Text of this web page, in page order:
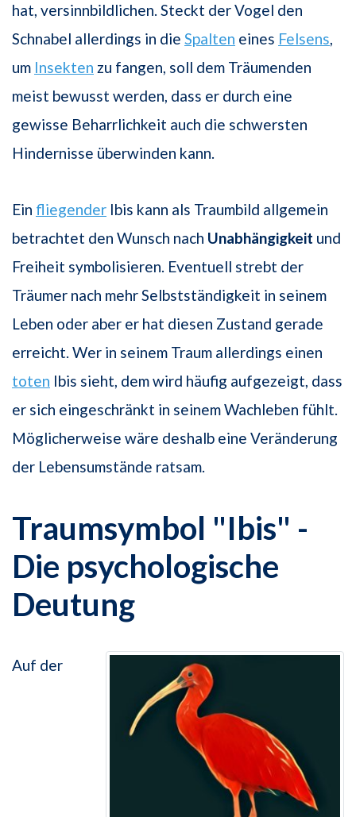
hat, versinnbildlichen. Steckt der Vogel den
Schnabel allerdings in die Spalten eines Felsens,
um Insekten zu fangen, soll dem Träumenden
meist bewusst werden, dass er durch eine
gewisse Beharrlichkeit auch die schwersten
Hindernisse überwinden kann.
Ein fliegender Ibis kann als Traumbild allgemein
betrachtet den Wunsch nach Unabhängigkeit und
Freiheit symbolisieren. Eventuell strebt der
Träumer nach mehr Selbstständigkeit in seinem
Leben oder aber er hat diesen Zustand gerade
erreicht. Wer in seinem Traum allerdings einen
toten Ibis sieht, dem wird häufig aufgezeigt, dass
er sich eingeschränkt in seinem Wachleben fühlt.
Möglicherweise wäre deshalb eine Veränderung
der Lebensumstände ratsam.
Traumsymbol "Ibis" -
Die psychologische
Deutung
Auf der